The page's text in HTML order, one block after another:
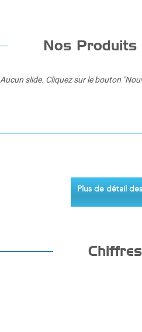
Nos Produits
Aucun slide. Cliquez sur le bouton
Plus de détail